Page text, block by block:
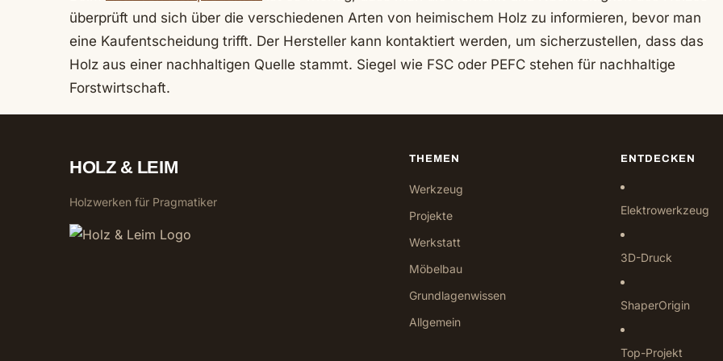
überprüft und sich über die verschiedenen Arten von heimischem Holz zu informieren, bevor man
eine Kaufentscheidung trifft. Der Hersteller kann kontaktiert werden, um sicherzustellen, dass das
Holz aus einer nachhaltigen Quelle stammt. Siegel wie FSC oder PEFC stehen für nachhaltige
Forstwirtschaft.
HOLZ & LEIM
Holzwerken für Pragmatiker
THEMEN
Werkzeug
Projekte
Werkstatt
Möbelbau
Grundlagenwissen
Allgemein
ENTDECKEN
Elektrowerkzeug
3D-Druck
ShaperOrigin
Top-Projekt